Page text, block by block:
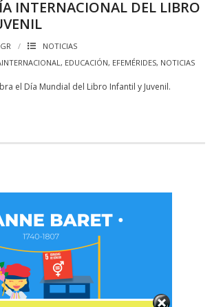
INTERNACIONAL DEL LIBRO
NOTICIAS
, EDUCACIÓN, EFEMÉRIDES, NOTICIAS
el Día Mundial del Libro Infantil y Juvenil.
Set Youtube Channel ID